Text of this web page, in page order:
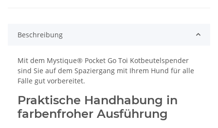
Beschreibung
Mit dem Mystique® Pocket Go Toi Kotbeutelspender
sind Sie auf dem Spaziergang mit Ihrem Hund für alle
Fälle gut vorbereitet.
Praktische Handhabung in
farbenfroher Ausführung